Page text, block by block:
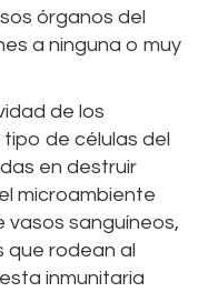
órganos del
a ninguna o muy
de los
de células del
en destruir
microambiente
vasos sanguíneos,
que rodean al
inmunitaria